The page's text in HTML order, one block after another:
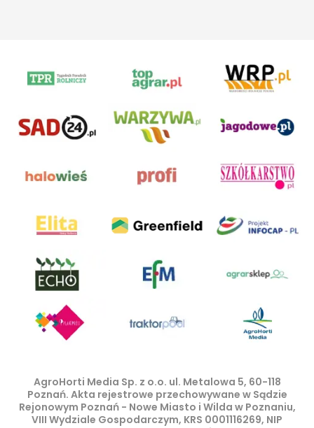
AgroHorti Media Sp. z o.o. ul. Metalowa 5, 60-118
Poznań. Akta rejestrowe przechowywane w Sądzie
Rejonowym Poznań - Nowe Miasto i Wilda w Poznaniu,
VIII Wydziale Gospodarczym, KRS 0001116269, NIP